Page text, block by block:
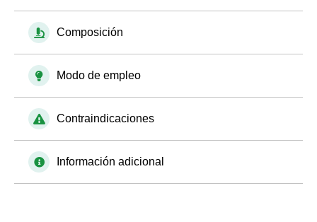
Composición
Modo de empleo
Contraindicaciones
Información adicional